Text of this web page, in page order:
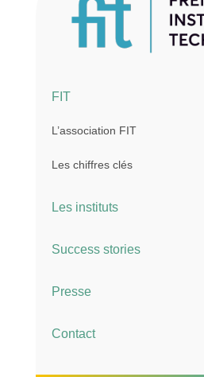
FIT
L’association FIT
Les chiffres clés
Les instituts
Success stories
Presse
Contact